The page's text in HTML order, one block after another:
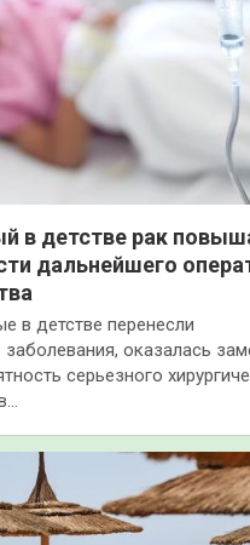
в детстве рак
дальнейшего
в детстве перенесли
оказалась
серьезного